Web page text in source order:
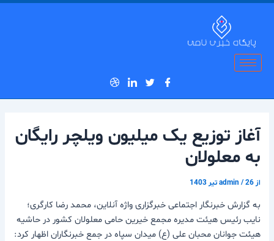
پرش
آغاز توزیع یک میلیون ویلچر رایگان
به معلولان
از admin /26 تیر 1403
به گزارش خبرنگار اجتماعی خبرگزاری واژه آنلاین، محمد رضا کارگری؛
نایب رئیس هیئت مدیره مجمع خیرین حامی معلولان کشور در حاشیه
هیئت جوانان محبان علی (ع) میدان سپاه در جمع خبرنگاران اظهار کرد:
پیمایش